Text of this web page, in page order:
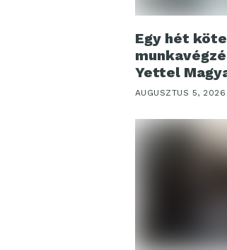
Egy hét
Yettel
AUGUSZTUS 5, 2026